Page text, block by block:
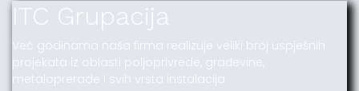
ITC Grupacija
Već godinama naša firma realizuje veliki broj uspješnih
projekata iz oblasti poljoprivrede, građevine,
metaloprerade i svih vrsta instalacija.